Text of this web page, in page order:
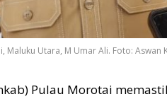
Maluku Utara, M Umar Ali. Foto: Aswan
Pulau Morotai